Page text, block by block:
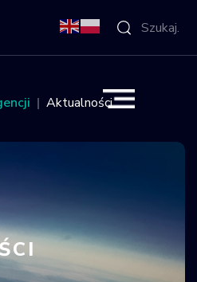
Aktualności